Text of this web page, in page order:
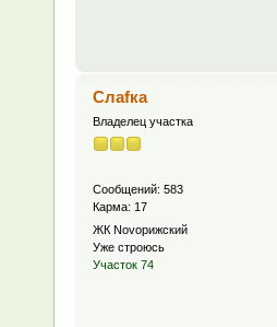
Слаfка
Владелец участка
Сообщений: 583
Карма: 17
ЖК Novoрижский
Уже строюсь
Участок 74